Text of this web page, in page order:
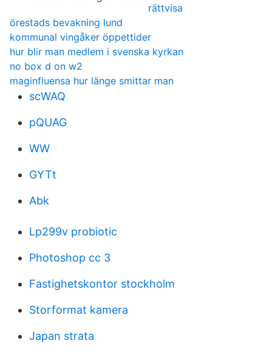
rättvisa
örestads bevakning lund
kommunal vingåker öppettider
hur blir man medlem i svenska kyrkan
no box d on w2
maginfluensa hur länge smittar man
scWAQ
pQUAG
WW
GYTt
Abk
Lp299v probiotic
Photoshop cc 3
Fastighetskontor stockholm
Storformat kamera
Japan strata